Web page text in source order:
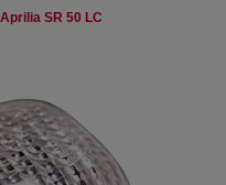
SR 50 LC